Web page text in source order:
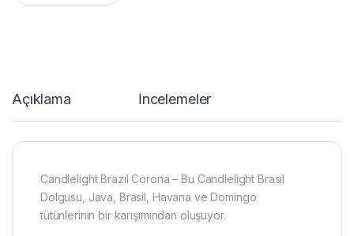
Açıklama İncelemeler
Candlelight Brazil Corona – Bu Candlelight Brasil
Dolgusu, Java, Brasil, Havana ve Domingo
tütünlerinin bir karışımından oluşuyor.